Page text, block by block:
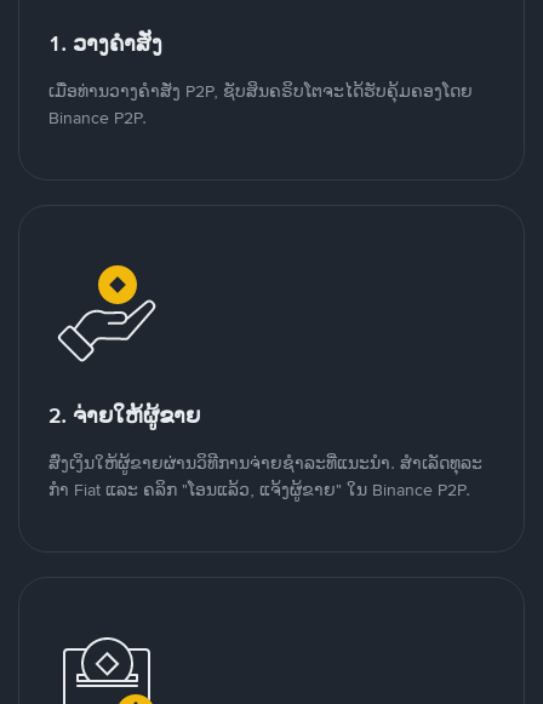
1. ວາງຄໍາສັ່ງ
ເມື່ອທ່ານວາງຄໍາສັ່ງ P2P, ຊັບສິນຄຣິບໂຕຈະໄດ້ຮັບຄຸ້ມຄອງໂດຍ
Binance P2P.
2. ຈ່າຍໃຫ້ຜູ້ຂາຍ
ສົ່ງເງິນໃຫ້ຜູ້ຂາຍຜ່ານວິທີການຈ່າຍຊຳລະທີ່ແນະນໍາ. ສໍາເລັດທຸລະ
ກໍາ Fiat ແລະ ຄລິກ "ໂອນແລ້ວ, ແຈ້ງຜູ້ຂາຍ" ໃນ Binance P2P.